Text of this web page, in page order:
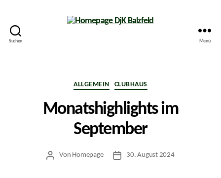
Suchen Menü
Kategorien
ALLGEMEIN CLUBHAUS
Monatshighlights im
September
Beitragsautor
Von Homepage Veröffentlichungsdatum
30. August 2024